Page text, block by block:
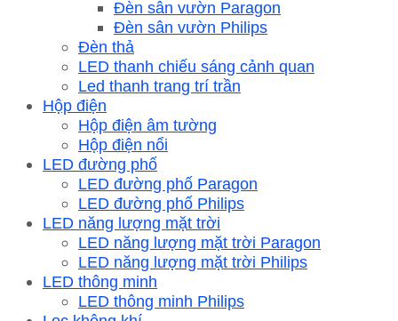
Đèn sân vườn Paragon
Đèn sân vườn Philips
Đèn thả
LED thanh chiếu sáng cảnh quan
Led thanh trang trí trần
Hộp điện
Hộp điện âm tường
Hộp điện nổi
LED đường phố
LED đường phố Paragon
LED đường phố Philips
LED năng lượng mặt trời
LED năng lượng mặt trời Paragon
LED năng lượng mặt trời Philips
LED thông minh
LED thông minh Philips